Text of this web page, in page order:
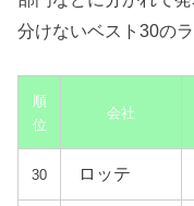
分けないベスト30の
順
位
会社
30 ロッテ